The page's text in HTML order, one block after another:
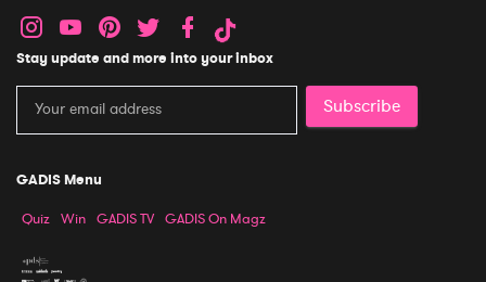
Stay update and more into your inbox
Subscribe
GADIS Menu
Quiz Win GADIS TV GADIS On Magz